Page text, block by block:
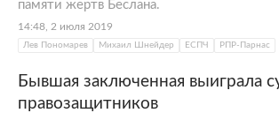
памяти жертв Беслана.
14:48, 2 июля 2019
Лев Пономарев Михаил Шнейдер ЕСПЧ РПР-Парнас
Бывшая заключенная выиграла
правозащитников